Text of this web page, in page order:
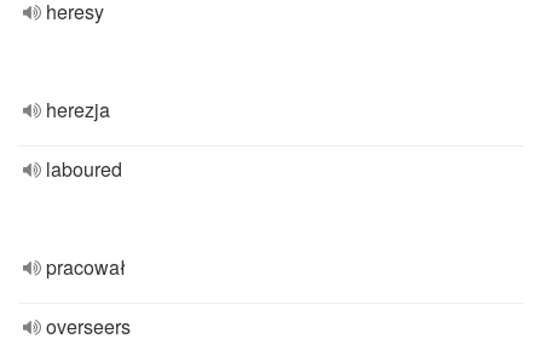
heresy
herezja
laboured
pracował
overseers